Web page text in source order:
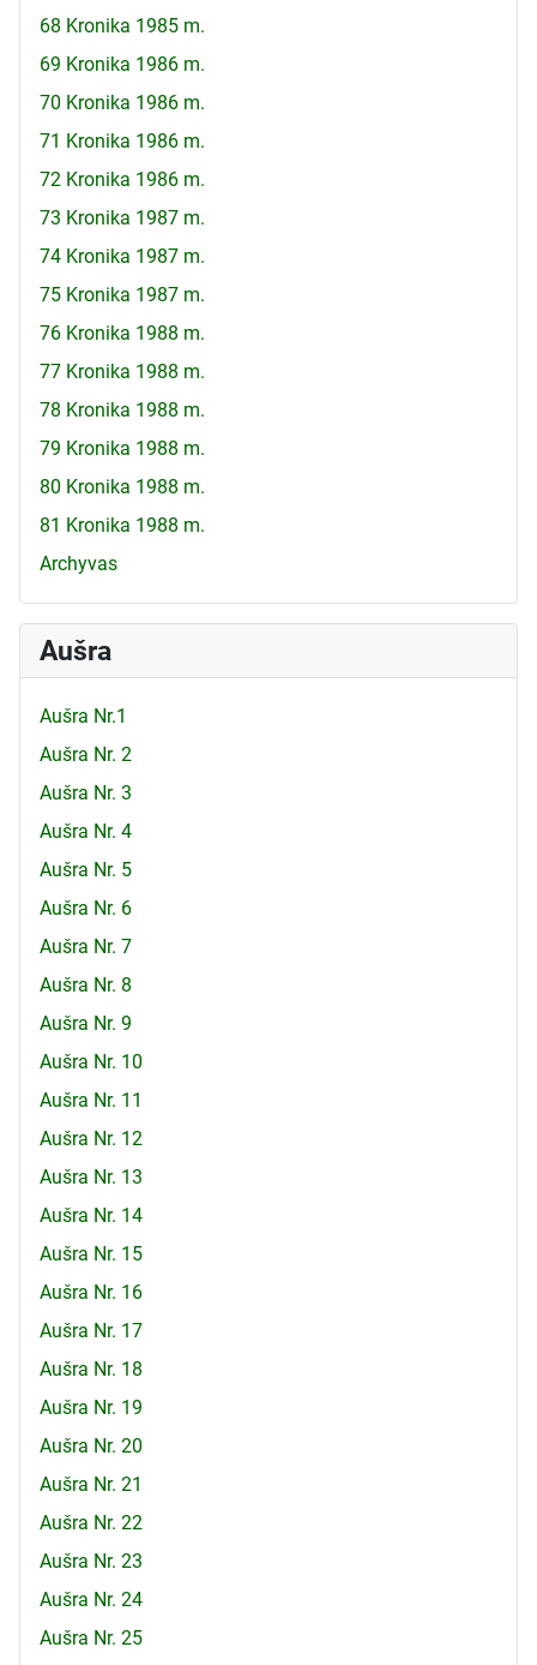
68 Kronika 1985 m.
69 Kronika 1986 m.
70 Kronika 1986 m.
71 Kronika 1986 m.
72 Kronika 1986 m.
73 Kronika 1987 m.
74 Kronika 1987 m.
75 Kronika 1987 m.
76 Kronika 1988 m.
77 Kronika 1988 m.
78 Kronika 1988 m.
79 Kronika 1988 m.
80 Kronika 1988 m.
81 Kronika 1988 m.
Archyvas
Aušra
Aušra Nr.1
Aušra Nr. 2
Aušra Nr. 3
Aušra Nr. 4
Aušra Nr. 5
Aušra Nr. 6
Aušra Nr. 7
Aušra Nr. 8
Aušra Nr. 9
Aušra Nr. 10
Aušra Nr. 11
Aušra Nr. 12
Aušra Nr. 13
Aušra Nr. 14
Aušra Nr. 15
Aušra Nr. 16
Aušra Nr. 17
Aušra Nr. 18
Aušra Nr. 19
Aušra Nr. 20
Aušra Nr. 21
Aušra Nr. 22
Aušra Nr. 23
Aušra Nr. 24
Aušra Nr. 25